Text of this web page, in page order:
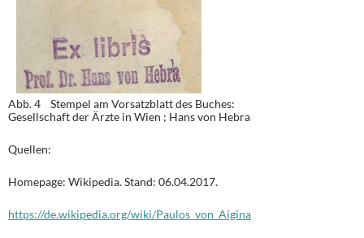
Abb. 4 Stempel am Vorsatzblatt des Buches:
Gesellschaft der Ärzte in Wien ; Hans von Hebra
Quellen:
Homepage: Wikipedia. Stand: 06.04.2017.
https://de.wikipedia.org/wiki/Paulos_von_Aigina